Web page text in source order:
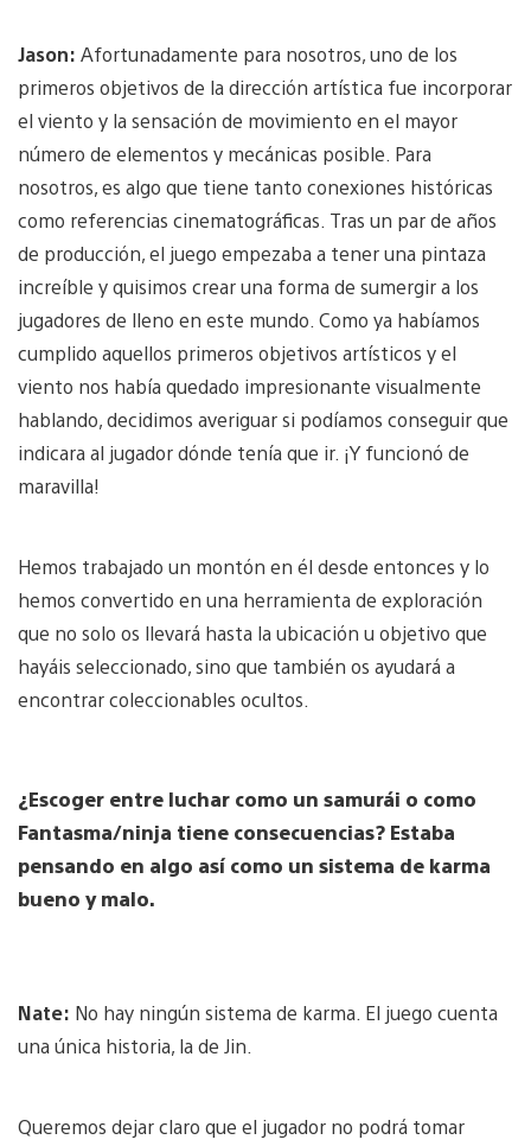
Jason: Afortunadamente para nosotros, uno de los
primeros objetivos de la dirección artística fue incorporar
el viento y la sensación de movimiento en el mayor
número de elementos y mecánicas posible. Para
nosotros, es algo que tiene tanto conexiones históricas
como referencias cinematográficas. Tras un par de años
de producción, el juego empezaba a tener una pintaza
increíble y quisimos crear una forma de sumergir a los
jugadores de lleno en este mundo. Como ya habíamos
cumplido aquellos primeros objetivos artísticos y el
viento nos había quedado impresionante visualmente
hablando, decidimos averiguar si podíamos conseguir que
indicara al jugador dónde tenía que ir. ¡Y funcionó de
maravilla!
Hemos trabajado un montón en él desde entonces y lo
hemos convertido en una herramienta de exploración
que no solo os llevará hasta la ubicación u objetivo que
hayáis seleccionado, sino que también os ayudará a
encontrar coleccionables ocultos.
¿Escoger entre luchar como un samurái o como
Fantasma/ninja tiene consecuencias? Estaba
pensando en algo así como un sistema de karma
bueno y malo.
Nate: No hay ningún sistema de karma. El juego cuenta
una única historia, la de Jin.
Queremos dejar claro que el jugador no podrá tomar